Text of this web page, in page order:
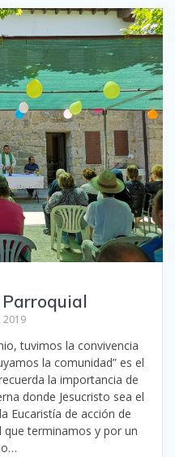
2019
tuvimos la convivencia
la comunidad” es el
la importancia de
donde Jesucristo sea el
Eucaristía de acción de
que terminamos y por un